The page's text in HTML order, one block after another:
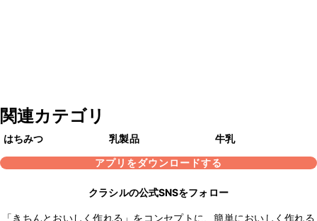
関連カテゴリ
はちみつ 乳製品
牛乳
アプリをダウンロードする
クラシルの公式SNSをフォロー
「きちんとおいしく作れる」をコンセプトに、簡単においしく作れる